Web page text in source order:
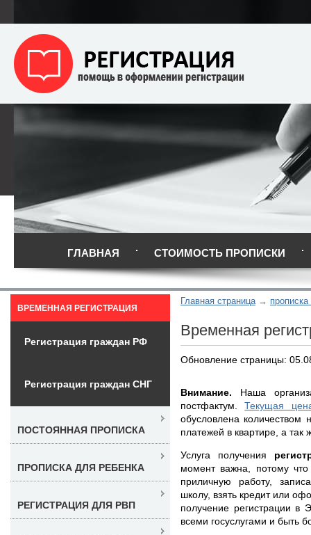
ГЛАВНАЯ СТОИМОСТЬ ПРОПИСКИ
Главная страница
Временная
Обновление страницы:
Внимание. Наша
постфактум.Текущая
обусловлена количеством
платежей в квартире, а так
Услуга получения
момент важна, потому
приличную работу,
школу, взять кредит или
получение регистрации в
всеми госуслугами и быть
ВРЕМЕННАЯ РЕГИСТРАЦИЯ
Регистрация граждан РФ
Регистрация граждан СНГ
ПОСТОЯННАЯ ПРОПИСКА
ПРОПИСКА ДЛЯ РЕБЕНКА
РЕГИСТРАЦИЯ ДЛЯ РВП